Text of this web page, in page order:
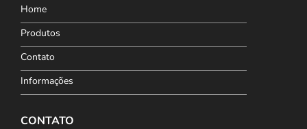
Home
Produtos
Contato
Informações
CONTATO